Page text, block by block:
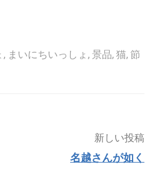
, まいにちいっしょ , 景品, 猫, 節
新しい投稿
名越さんが如く